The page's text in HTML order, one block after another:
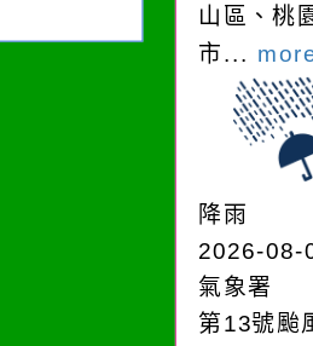
山區、桃
市...
降雨
2026-08-
氣象署
第13號颱